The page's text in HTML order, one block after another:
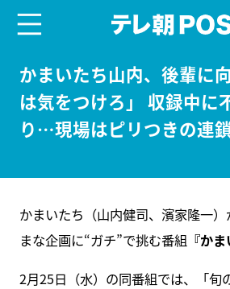
かまいたち山内、後輩に
は気をつけろ」 収録中に
り…現場はピリつきの連
かまいたち（山内健司、濱家隆一
まな企画に“ガチ”で挑む番組 『か
2月25日（水）の同番組では、「旬